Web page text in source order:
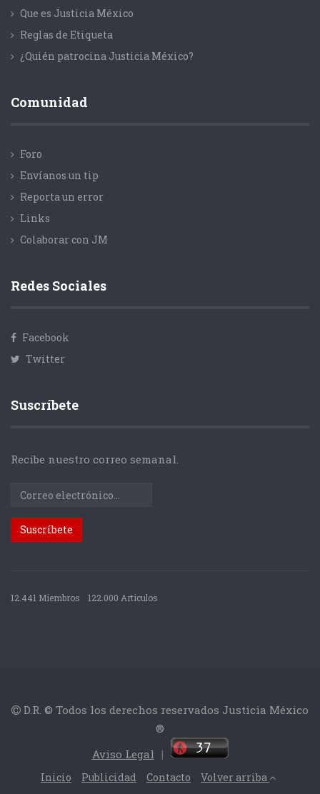
Que es Justicia México
Reglas de Etiqueta
¿Quién patrocina Justicia México?
Comunidad
Foro
Envíanos un tip
Reporta un error
Links
Colaborar con JM
Redes Sociales
Facebook
Twitter
Suscríbete
Recibe nuestro correo semanal.
12.441 Miembros 122.000 Articulos
D.R. © Todos los derechos reservados Justicia México
®
Aviso Legal |
Inicio Publicidad Contacto Volver arriba